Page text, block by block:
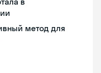
метод для